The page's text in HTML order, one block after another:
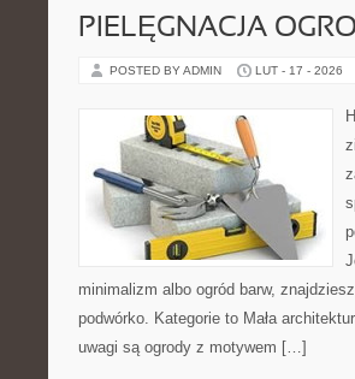
PIELĘGNACJA
POSTED BY ADMIN LUT - 17 - 2026
minimalizm albo ogród barw,
podwórko. Kategorie to Mała
uwagi są ogrody z motywem […]